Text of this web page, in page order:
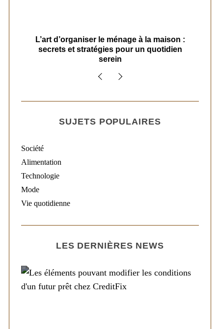
L’art d’organiser le ménage à la maison :
secrets et stratégies pour un quotidien
serein
SUJETS POPULAIRES
Société
Alimentation
Technologie
Mode
Vie quotidienne
LES DERNIÈRES NEWS